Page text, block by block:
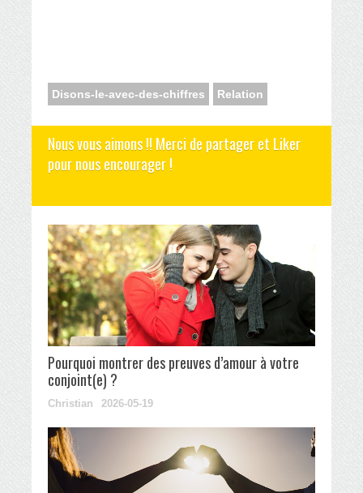
Disons-le-avec-des-chiffres Relation
Nous vous aimons !! Merci de partager et Liker
pour nous encourager !
Pourquoi montrer des preuves d’amour à votre
conjoint(e) ?
Christian 2026-05-19